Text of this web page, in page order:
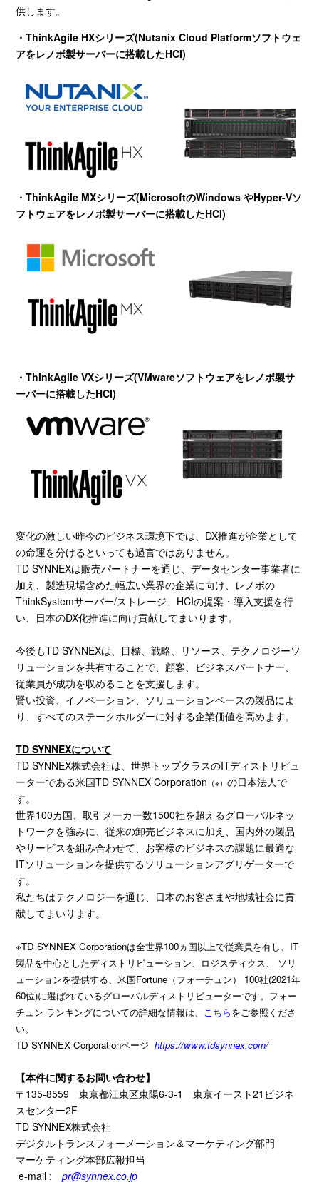
供します。
・ThinkAgile HXシリーズ(Nutanix Cloud Platformソフトウェ
アをレノボ製サーバーに搭載したHCI)
・ThinkAgile MXシリーズ(MicrosoftのWindows やHyper-Vソ
フトウェアをレノボ製サーバーに搭載したHCI)
・ThinkAgile VXシリーズ(VMwareソフトウェアをレノボ製サ
ーバーに搭載したHCI)
変化の激しい昨今のビジネス環境下では、 DX推進が企業として
の命運を分けるといっても過言ではありません。
TD SYNNEXは販売パートナーを通じ、データセンター事業者に
加え、製造現場含めた幅広い業界の企業に向け、レノボの
ThinkSystemサーバー/ストレージ、 HCIの提案・導入支援を行
い、日本のDX化推進に向け貢献してまいります。
今後もTD SYNNEXは、目標、戦略、リソース、テクノロジーソ
リューションを共有することで、顧客、ビジネスパートナー、
従業員が成功を収めることを支援します。
賢い投資、イノベーション、ソリューションベースの製品によ
り、すべてのステークホルダーに対する企業価値を高めます。
TD SYNNEXについて
TD SYNNEX株式会社は、世界トップクラスのITディストリビュ
ーターである米国TD SYNNEX Corporation （※）の日本法人で
す。
世界100カ国、取引メーカー数1500社を超えるグローバルネッ
トワークを強みに、従来の卸売ビジネスに加え、国内外の製品
やサービスを組み合わせて、お客様のビジネスの課題に最適な
ITソリューションを提供するソリューションアグリゲーターで
す。
私たちはテクノロジーを通じ、日本のお客さまや地域社会に貢
献してまいります。
※TD SYNNEX Corporationは全世界100ヵ国以上で従業員を有し、IT
製品を中心としたディストリビューション、ロジスティクス、 ソリ
ューションを提供する、米国Fortune（フォーチュン） 100社(2021年
60位)に選ばれているグローバルディストリビューターです。フォー
チュン ランキングについての詳細な情報は、 こちらをご参照くださ
い。
TD SYNNEX Corporationページ https://www.tdsynnex.com/
【本件に関するお問い合わせ】
〒 135-8559 東京都江東区東陽6-3-1 東京イースト21 ビジネ
スセンター2F
TD SYNNEX株式会社
デジタルトランスフォーメーション＆マーケティング部門
マーケティング本部広報担当
e-mail :
pr@synnex.co.jp